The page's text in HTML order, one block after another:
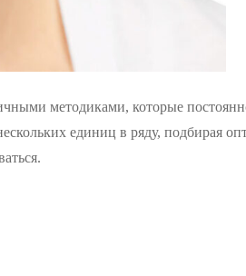
методиками, которые
единиц в ряду, подбирая